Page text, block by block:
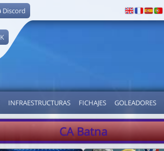
Discord
INFRAESTRUCTURAS FICHAJES GOLEADORES
CA Batna